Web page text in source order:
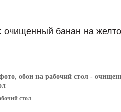
очищенный банан на
обои на рабочий стол -
стол